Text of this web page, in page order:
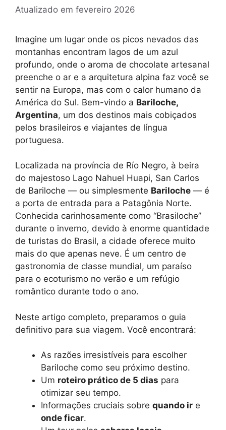
Atualizado em fevereiro 2026
Imagine um lugar onde os picos nevados das
montanhas encontram lagos de um azul
profundo, onde o aroma de chocolate artesanal
preenche o ar e a arquitetura alpina faz você se
sentir na Europa, mas com o calor humano da
América do Sul. Bem-vindo a Bariloche,
Argentina, um dos destinos mais cobiçados
pelos brasileiros e viajantes de língua
portuguesa.
Localizada na província de Río Negro, à beira
do majestoso Lago Nahuel Huapi, San Carlos
de Bariloche — ou simplesmente Bariloche — é
a porta de entrada para a Patagônia Norte.
Conhecida carinhosamente como “Brasiloche”
durante o inverno, devido à enorme quantidade
de turistas do Brasil, a cidade oferece muito
mais do que apenas neve. É um centro de
gastronomia de classe mundial, um paraíso
para o ecoturismo no verão e um refúgio
romântico durante todo o ano.
Neste artigo completo, preparamos o guia
definitivo para sua viagem. Você encontrará:
As razões irresistíveis para escolher
Bariloche como seu próximo destino.
Um roteiro prático de 5 dias para
otimizar seu tempo.
Informações cruciais sobre quando ir e
onde ficar.